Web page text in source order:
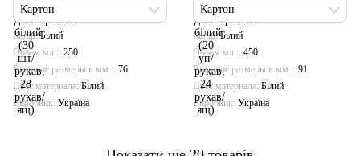
Картон
Колір Білий
Объём мл : 250
Внешние размеры в мм : 76
Цвет материала Білий
Виробник Україна
Картон
Колір Білий
Объём мл : 450
Внешние размеры в мм : 91
Цвет материала Білий
Виробник Україна